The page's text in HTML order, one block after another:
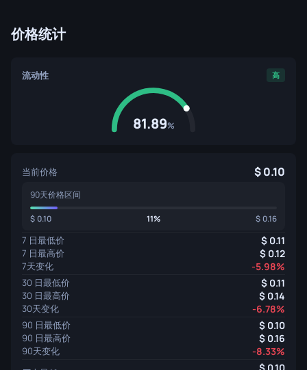
价格统计
流动性 高
81.89%
当前价格 0.10
90天价格区间
0.10 11% 0.16
7 日最低价 0.11
7 日最高价 0.12
7天变化 -5.98%
30 日最低价 0.11
30 日最高价 0.14
30天变化 -6.78%
90 日最低价 0.10
90 日最高价 0.16
90天变化 -8.33%